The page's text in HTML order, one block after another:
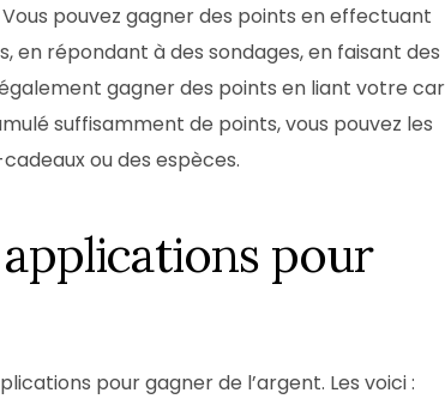
pouvez gagner des points en effectuant
en répondant à des sondages, en faisant des
gagner des points en liant votre
suffisamment de points, vous pouvez les
ou des espèces.
pour
pour gagner de l’argent. Les voici :